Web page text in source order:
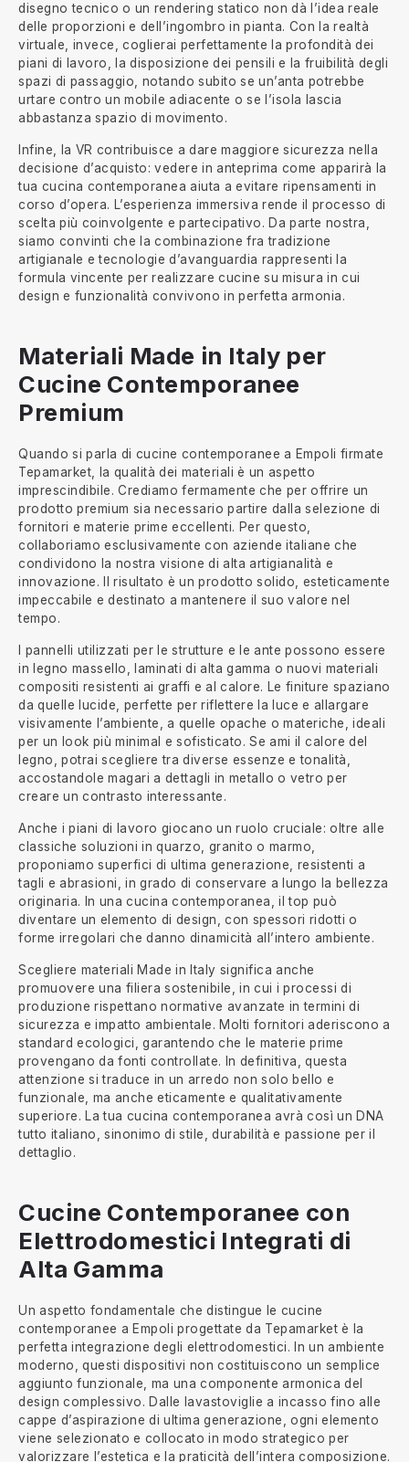
disegno tecnico o un rendering statico non dà l’idea reale
delle proporzioni e dell’ingombro in pianta. Con la realtà
virtuale, invece, coglierai perfettamente la profondità dei
piani di lavoro, la disposizione dei pensili e la fruibilità degli
spazi di passaggio, notando subito se un’anta potrebbe
urtare contro un mobile adiacente o se l’isola lascia
abbastanza spazio di movimento.
Infine, la VR contribuisce a dare maggiore sicurezza nella
decisione d’acquisto: vedere in anteprima come apparirà la
tua cucina contemporanea aiuta a evitare ripensamenti in
corso d’opera. L’esperienza immersiva rende il processo di
scelta più coinvolgente e partecipativo. Da parte nostra,
siamo convinti che la combinazione fra tradizione
artigianale e tecnologie d’avanguardia rappresenti la
formula vincente per realizzare cucine su misura in cui
design e funzionalità convivono in perfetta armonia.
Materiali Made in Italy per
Cucine Contemporanee
Premium
Quando si parla di cucine contemporanee a Empoli firmate
Tepamarket, la qualità dei materiali è un aspetto
imprescindibile. Crediamo fermamente che per offrire un
prodotto premium sia necessario partire dalla selezione di
fornitori e materie prime eccellenti. Per questo,
collaboriamo esclusivamente con aziende italiane che
condividono la nostra visione di alta artigianalità e
innovazione. Il risultato è un prodotto solido, esteticamente
impeccabile e destinato a mantenere il suo valore nel
tempo.
I pannelli utilizzati per le strutture e le ante possono essere
in legno massello, laminati di alta gamma o nuovi materiali
compositi resistenti ai graffi e al calore. Le finiture spaziano
da quelle lucide, perfette per riflettere la luce e allargare
visivamente l’ambiente, a quelle opache o materiche, ideali
per un look più minimal e sofisticato. Se ami il calore del
legno, potrai scegliere tra diverse essenze e tonalità,
accostandole magari a dettagli in metallo o vetro per
creare un contrasto interessante.
Anche i piani di lavoro giocano un ruolo cruciale: oltre alle
classiche soluzioni in quarzo, granito o marmo,
proponiamo superfici di ultima generazione, resistenti a
tagli e abrasioni, in grado di conservare a lungo la bellezza
originaria. In una cucina contemporanea, il top può
diventare un elemento di design, con spessori ridotti o
forme irregolari che danno dinamicità all’intero ambiente.
Scegliere materiali Made in Italy significa anche
promuovere una filiera sostenibile, in cui i processi di
produzione rispettano normative avanzate in termini di
sicurezza e impatto ambientale. Molti fornitori aderiscono a
standard ecologici, garantendo che le materie prime
provengano da fonti controllate. In definitiva, questa
attenzione si traduce in un arredo non solo bello e
funzionale, ma anche eticamente e qualitativamente
superiore. La tua cucina contemporanea avrà così un DNA
tutto italiano, sinonimo di stile, durabilità e passione per il
dettaglio.
Cucine Contemporanee con
Elettrodomestici Integrati di
Alta Gamma
Un aspetto fondamentale che distingue le cucine
contemporanee a Empoli progettate da Tepamarket è la
perfetta integrazione degli elettrodomestici. In un ambiente
moderno, questi dispositivi non costituiscono un semplice
aggiunto funzionale, ma una componente armonica del
design complessivo. Dalle lavastoviglie a incasso fino alle
cappe d’aspirazione di ultima generazione, ogni elemento
viene selezionato e collocato in modo strategico per
valorizzare l’estetica e la praticità dell’intera composizione.